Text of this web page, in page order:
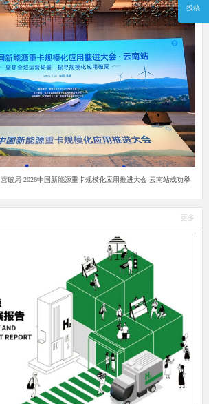
投稿
破局 2026中国新能源重卡规模化应用推进大会·云南站成功举
更多